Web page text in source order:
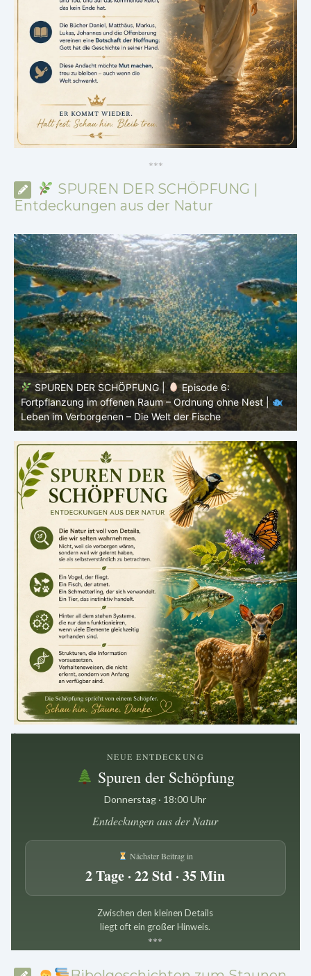
***
SPUREN DER SCHÖPFUNG |
Entdeckungen aus der Natur
SPUREN DER SCHÖPFUNG |
Episode 5: Schutz ohne
Panzer – Tarnung, Farbe und Form |
Leben im
Verborgenen – Die Welt der Fische
.
NEUE ENTDECKUNG
Spuren der Schöpfung
Donnerstag · 18:00 Uhr
Entdeckungen aus der Natur
Nächster Beitrag in
2 Tage · 22 Std · 35 Min
Zwischen den kleinen Details
liegt oft ein großer Hinweis.
***